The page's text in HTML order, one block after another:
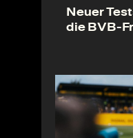
Neuer
die BVB-